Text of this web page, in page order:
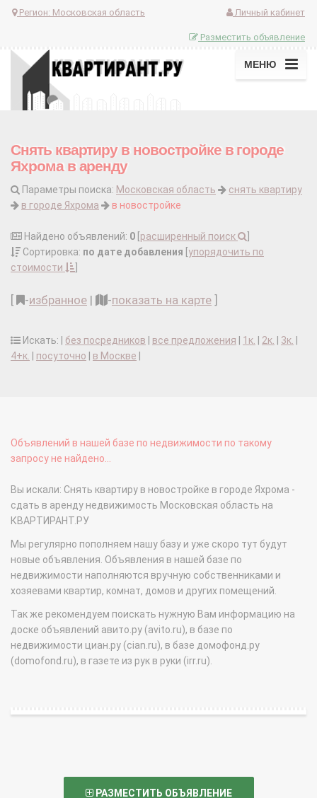
Регион: Московская область Личный кабинет
Разместить объявление
МЕНЮ
Снять квартиру в новостройке в городе
Яхрома в аренду
Параметры поиска: Московская область
снять квартиру
в городе Яхрома
в новостройке
Найдено объявлений: 0 расширенный поиск
Сортировка: по дате добавления упорядочить по
стоимости
-избранное | -показать на карте
Искать: | без посредников все предложения 1к. 2к. 3к.
4+к.
посуточно в Москве
Объявлений в нашей базе по недвижимости по такому
запросу не найдено...
Вы искали: Снять квартиру в новостройке в городе Яхрома -
сдать в аренду недвижимость Московская область на
КВАРТИРАНТ.РУ
Мы регулярно пополняем нашу базу и уже скоро тут будут
новые объявления. Объявления в нашей базе по
недвижимости наполняются вручную собственниками и
хозяевами квартир, комнат, домов и других помещений.
Так же рекомендуем поискать нужную Вам информацию на
доске объявлений авито.ру (avito.ru), в базе по
недвижимости циан.ру (cian.ru), в базе домофонд.ру
(domofond.ru), в газете из рук в руки (irr.ru).
РАЗМЕСТИТЬ ОБЪЯВЛЕНИЕ